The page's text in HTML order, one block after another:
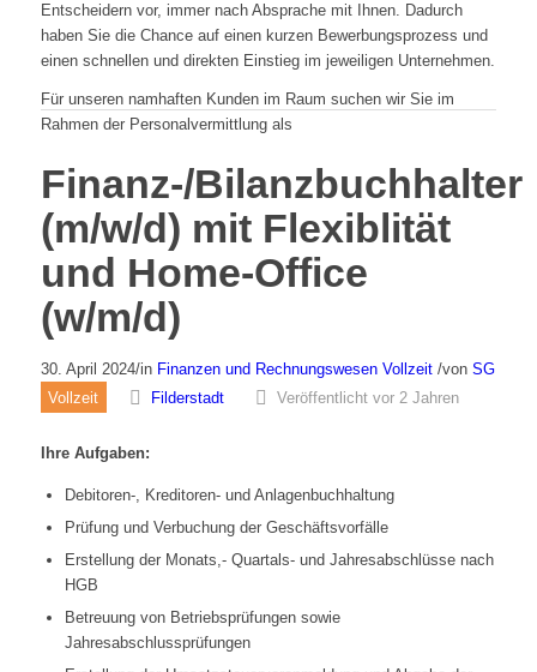
Entscheidern vor, immer nach Absprache mit Ihnen. Dadurch
haben Sie die Chance auf einen kurzen Bewerbungsprozess und
einen schnellen und direkten Einstieg im jeweiligen Unternehmen.
Für unseren namhaften Kunden im Raum suchen wir Sie im
Rahmen der Personalvermittlung als
Finanz-/Bilanzbuchhalter
(m/w/d) mit Flexiblität
und Home-Office
(w/m/d)
30. April 2024/in Finanzen und Rechnungswesen Vollzeit /von SG
Vollzeit
Filderstadt Veröffentlicht vor 2 Jahren
Ihre Aufgaben:
Debitoren-, Kreditoren- und Anlagenbuchhaltung
Prüfung und Verbuchung der Geschäftsvorfälle
Erstellung der Monats,- Quartals- und Jahresabschlüsse nach
HGB
Betreuung von Betriebsprüfungen sowie
Jahresabschlussprüfungen